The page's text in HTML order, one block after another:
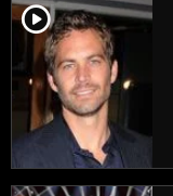
player2